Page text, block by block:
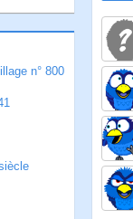
n° 800